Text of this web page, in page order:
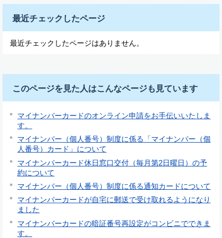
最近チェックしたページ
最近チェックしたページはありません。
このページを見た人はこんなページも見ています
マイナンバーカードのオンライン申請をお手伝いいたしま
す。
マイナンバー（個人番号）制度に係る「マイナンバー（個
人番号）カード」について
マイナンバーカード休日窓口交付（毎月第2日曜日）の予
約について
マイナンバー（個人番号）制度に係る通知カードについて
マイナンバーカードが自宅に郵送で受け取れるようになり
ました
マイナンバーカードの暗証番号再設定がコンビニでできま
す。